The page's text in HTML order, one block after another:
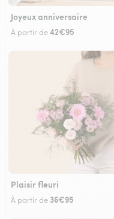
Joyeux anniversaire
À partir de42€95
Plaisir fleuri
À partir de 36€95